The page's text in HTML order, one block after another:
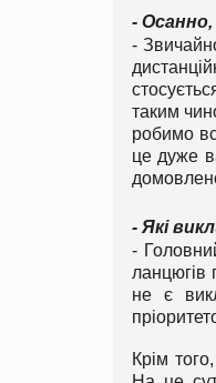
-
-
таким
робимо
це дуже
- Які
-
ланцюгів
не є
Крім